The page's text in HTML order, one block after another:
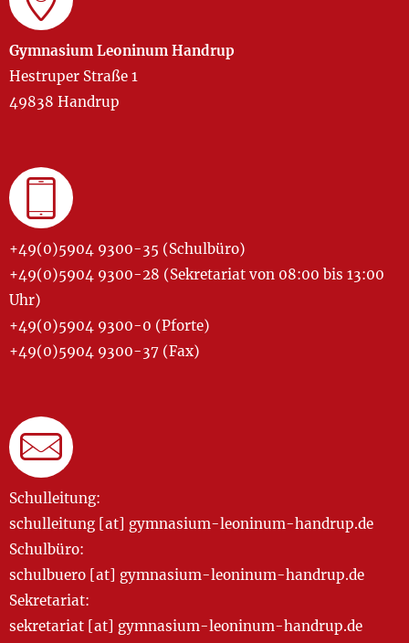
Gymnasium Leoninum Handrup
Hestruper Straße 1
49838 Handrup
+49(0)5904 9300-35 (Schulbüro)
+49(0)5904 9300-28 (Sekretariat von 08:00 bis 13:00
Uhr)
+49(0)5904 9300-0 (Pforte)
+49(0)5904 9300-37 (Fax)
Schulleitung:
schulleitung [at] gymnasium-leoninum-handrup.de
Schulbüro:
schulbuero [at] gymnasium-leoninum-handrup.de
Sekretariat:
sekretariat [at] gymnasium-leoninum-handrup.de